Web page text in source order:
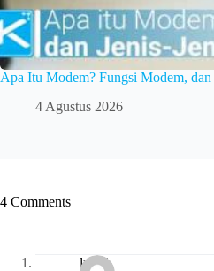
Apa Itu Modem? Fungsi Modem, dan
4 Agustus 2026
4 Comments
luthfi